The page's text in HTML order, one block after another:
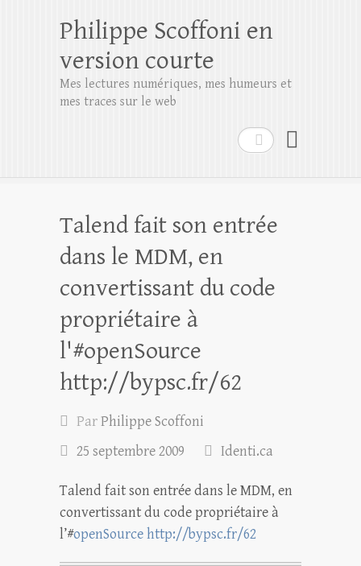
Rechercher
Philippe Scoffoni en
version courte
Mes lectures numériques, mes humeurs et
mes traces sur le web
Talend fait son entrée
dans le MDM, en
convertissant du code
propriétaire à
l'#openSource
http://bypsc.fr/62
ParPhilippe Scoffoni
25 septembre 2009
Identi.ca
Talend fait son entrée dans le MDM, en
convertissant du code propriétaire à
l’#openSourcehttp://bypsc.fr/62